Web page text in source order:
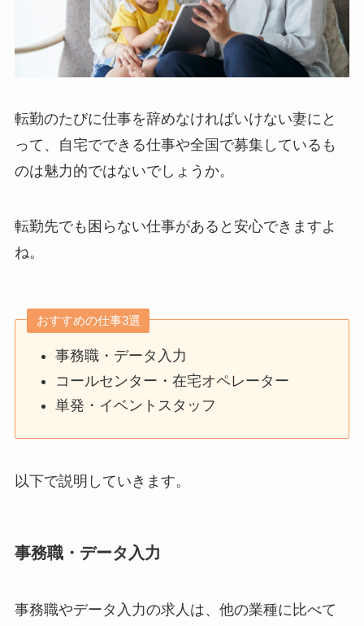
転勤のたびに仕事を辞めなければいけない妻にと
って、自宅でできる仕事や全国で募集しているも
のは魅力的ではないでしょうか。
転勤先でも困らない仕事があると安心できますよ
ね。
おすすめの仕事3選
事務職・データ入力
コールセンター・在宅オペレーター
単発・イベントスタッフ
以下で説明していきます。
事務職・データ入力
事務職やデータ入力の求人は、他の業種に比べて